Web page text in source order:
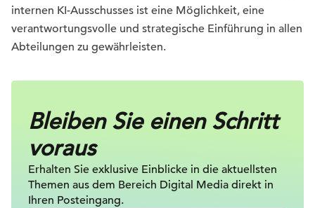
internen KI-Ausschusses ist eine Möglichkeit, eine
verantwortungsvolle und strategische Einführung in allen
Abteilungen zu gewährleisten.
Bleiben Sie einen Schritt
voraus
Erhalten Sie exklusive Einblicke in die aktuellsten
Themen aus dem Bereich Digital Media direkt in
Ihren Posteingang.